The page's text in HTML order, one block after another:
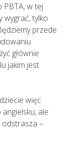
PBTA, w tej
wygrać, tylko
przede
głównie
jakim jest
więc
ale
odstrasza –